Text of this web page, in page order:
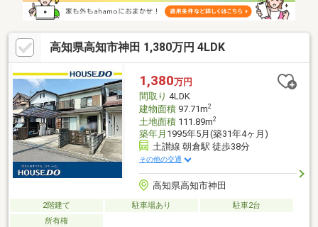
高知県高知市神田 1,380万円 4LDK
1,380万円
間取り 4LDK
建物面積97.71m2
土地面積111.89m2
築年月 1995年5月(築31年4ヶ月)
土讃線 朝倉駅 徒歩38分
その他の交通
高知県高知市神田
2階建て 駐車場あり
駐車2台
所有権